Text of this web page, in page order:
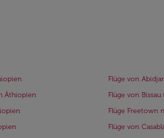
Flüge von
Äthiopien
Flüge von
Flüge Freetown
Flüge von